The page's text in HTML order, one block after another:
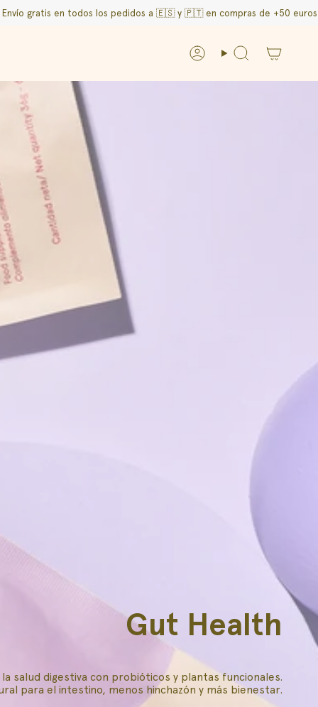
en todos los pedidos a 🇪🇸 y 🇵🇹 en compras de +50 euros /
CuentaBúsqueda
Gut Health
salud digestiva con probióticos y plantas funcionales.
para el intestino, menos hinchazón y más bienestar.